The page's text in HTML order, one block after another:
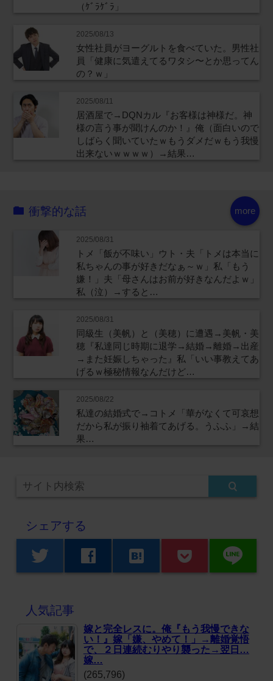
（ｹﾞﾗｹﾞﾗ」
2025/08/13
女性社員がヨーグルトを食べていた。男性社
員「健康に気遣えてるワタシ〜とか思ってん
の？ｗ」
2025/08/11
居酒屋で→DQNカル『お客様は神様だ。神
様の言う事が聞けんのか！』俺（面白いので
しばらく聞いていたｗもうダメだｗもう我慢
出来ないｗｗｗｗ）→結果…
more
衝撃的な話
2025/08/31
トメ「飯が不味い」ウト・夫「トメは本当に
私ちゃんの事が好きだなぁ～ｗ」私「もう
嫌！」夫「母さんはお前が好きなんだよｗ」
私（泣）→すると…
2025/08/31
同級生（美帆）と（美穂）に遭遇→美帆・美
穂『私達同じ時期に退学→結婚→離婚→出産
→また妊娠しちゃった』私「いい事教えてあ
げるｗ極秘情報なんだけど…
2025/08/22
私達の結婚式で→コトメ「華がなくて可哀想
だから私が振り袖着てあげる。うふふ」→結
果…
シェアする
twitter facebook hatenabookmark line
人気記事
嫁と完全レスに。俺『もう我慢できな
い！』嫁「嫌、やめて！」→離婚覚悟
で、２日連続むりやり襲った→翌日…
嫁…
(265,796)